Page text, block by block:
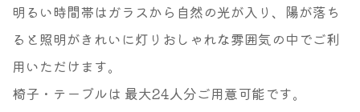
明るい時間帯はガラスから自然の光が入り、陽が落ち
ると照明がきれいに灯りおしゃれな雰囲気の中でご利
用いただけます。
椅子・テーブルは 最大24人分ご用意可能です。